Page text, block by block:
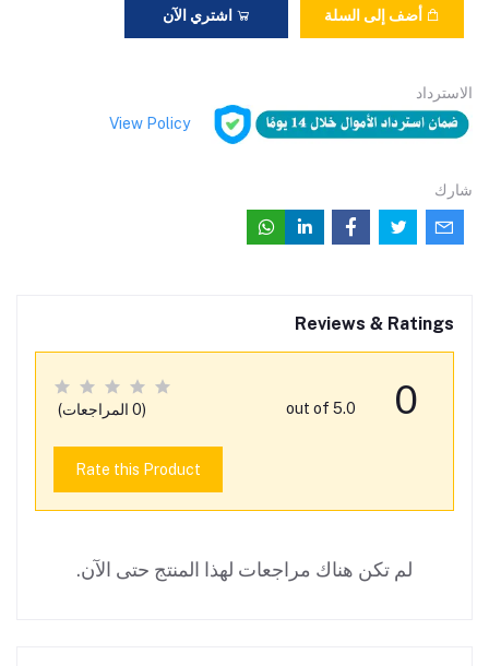
أضف إلى السلة اشتري الآن
الاسترداد
View Policy
شارك
Reviews & Ratings
0
out of 5.0 (0 المراجعات)
Rate this Product
لم تكن هناك مراجعات لهذا المنتج حتى الآن.